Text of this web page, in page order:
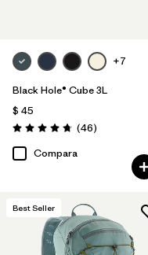
+7
Black Hole® Cube 3L
$ 45
Valoración: 4.8 / 5
(46Comentarios
)
Compara
Best Seller